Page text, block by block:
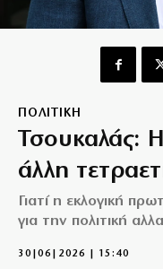
ΠΟΛΙΤΙΚΗ
Τσουκαλάς:
άλλη
Γιατί η εκλογική
για την πολιτική
30|06|2026 | 15:40